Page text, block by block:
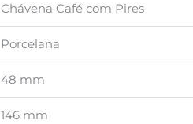
Chávena Café com Pires
Porcelana
48 mm
146 mm